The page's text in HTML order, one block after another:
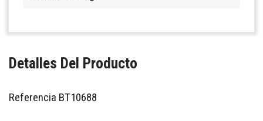
Detalles Del Producto
Referencia BT10688